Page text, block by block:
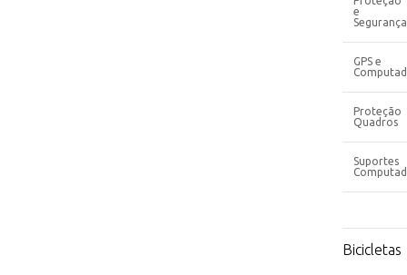
e
Segurança
GPS e
Proteção
Quadros
Suportes
Bicicletas